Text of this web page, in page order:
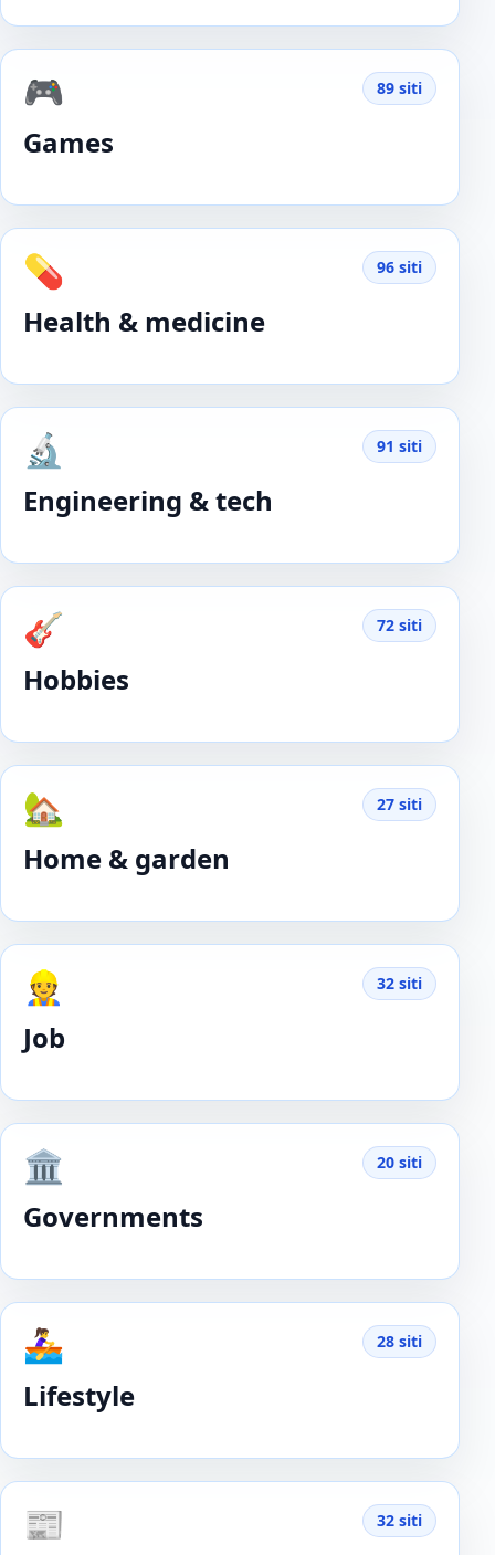
🎮
Games
89 siti
💊
Health & medicine
96 siti
🔬
Engineering & tech
91 siti
🎸
Hobbies
72 siti
🏡
Home & garden
27 siti
👷
Job
32 siti
🏛️
Governments
20 siti
🚣‍♀️
Lifestyle
28 siti
📰 32 siti